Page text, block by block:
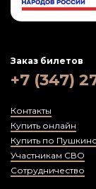
Заказ билетов
+7 (347)
Контакты
Купить онлайн
Купить по
Участникам СВО
Сотрудничество